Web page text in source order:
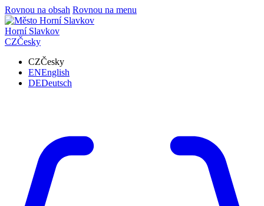
Rovnou na obsah Rovnou na menu
Horní Slavkov
CZČesky
CZČesky
ENEnglish
DEDeutsch